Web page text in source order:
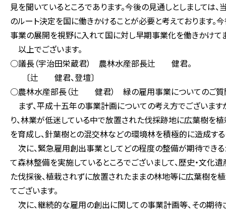
見を聞いているところであります。今後の見通しとしましては
のルート決定を国に働きかけることが必要と考えております
事業の展開を視野に入れて国に対し早期事業化を働きかけて
以上でございます。
○議長（宇治田栄蔵君） 農林水産部長辻 健君。
〔辻 健君、登壇〕
○農林水産部長（辻 健君） 緑の雇用事業についてのご質問
まず、平成十五年の事業計画についての考え方でございま
り、林業が低迷している中で放置された伐採跡地に広葉樹を
を育成し、針葉樹との混交林などの環境林を積極的に造成する
次に、緊急雇用創出事業としてどの程度の整備が期待でき
て森林整備を実施しているところでございまして、歴史・文
た伐採後、植栽されずに放置されたままの林地等に広葉樹を
てございます。
次に、継続的な雇用の創出に関しての事業計画等、その期